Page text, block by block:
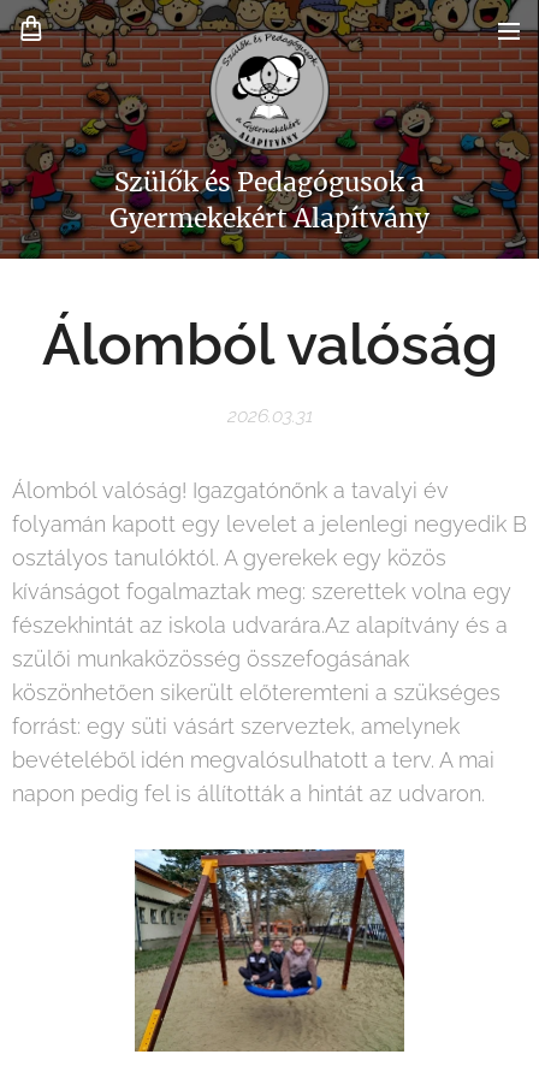
Szülők és Pedagógusok a
Gyermekekért Alapítvány
Álomból valóság
2026.03.31
Álomból valóság! Igazgatónőnk a tavalyi év
folyamán kapott egy levelet a jelenlegi negyedik B
osztályos tanulóktól. A gyerekek egy közös
kívánságot fogalmaztak meg: szerettek volna egy
fészekhintát az iskola udvarára.Az alapítvány és a
szülői munkaközösség összefogásának
köszönhetően sikerült előteremteni a szükséges
forrást: egy süti vásárt szerveztek, amelynek
bevételéből idén megvalósulhatott a terv. A mai
napon pedig fel is állították a hintát az udvaron.